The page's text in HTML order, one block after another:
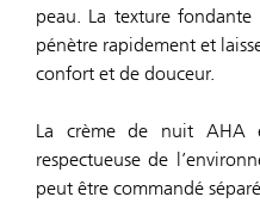
peau. La texture
pénètre rapidement et
confort et de douceur.
La crème de nuit AHA
respectueuse de
peut être commandé